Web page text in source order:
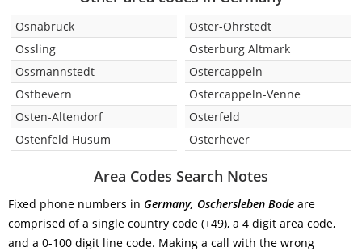
Osnabruck
Ossling
Ossmannstedt
Ostbevern
Osten-Altendorf
Ostenfeld Husum
Oster-Ohrstedt
Osterburg Altmark
Ostercappeln
Ostercappeln-Venne
Osterfeld
Osterhever
Area Codes Search Notes
Fixed phone numbers in Germany, Oschersleben Bode are
comprised of a single country code (+49), a 4 digit area code,
and a 0-100 digit line code. Making a call with the wrong